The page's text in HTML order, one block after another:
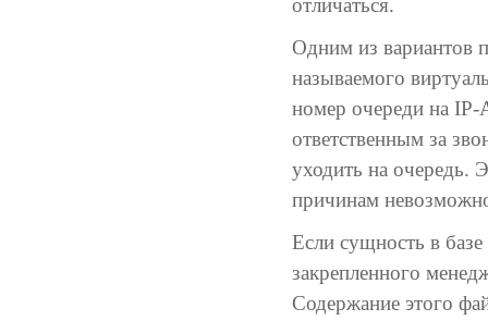
отличаться.
Одним из вариантов
называемого
номер очереди на IP-
ответственным за
уходить на очередь.
причинам
Если сущность в
закрепленного
Содержание этого